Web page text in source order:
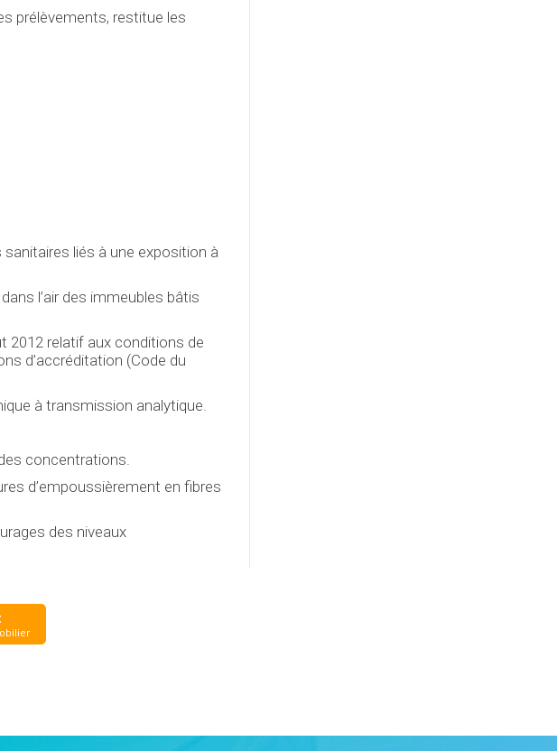
prélèvements, restitue les
liés à une exposition à
l’air des immeubles bâtis
2012 relatif aux conditions de
d’accréditation (Code du
à transmission analytique.
concentrations.
d’empoussièrement en fibres
des niveaux